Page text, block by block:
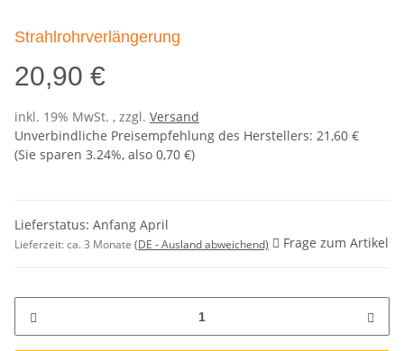
Strahlrohrverlängerung
20,90 €
inkl. 19% MwSt. , zzgl. Versand
Unverbindliche Preisempfehlung des Herstellers: 21,60 €
(Sie sparen 3.24%, also 0,70 €)
Lieferstatus: Anfang April
Lieferzeit:ca. 3 Monate (DE - Ausland abweichend) Frage zum Artikel